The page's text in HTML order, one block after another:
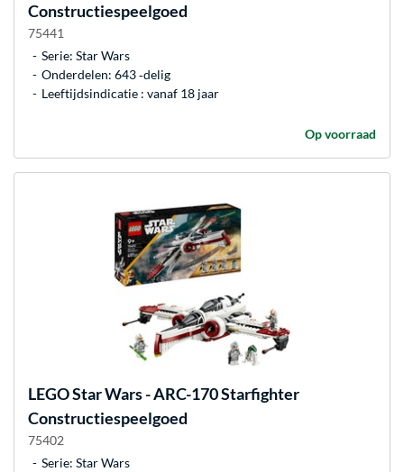
Constructiespeelgoed
75441
Serie: Star Wars
Onderdelen: 643 ‐delig
Leeftijdsindicatie : vanaf 18 jaar
Op voorraad
LEGOStar Wars - ARC-170 Starfighter
Constructiespeelgoed
75402
Serie: Star Wars